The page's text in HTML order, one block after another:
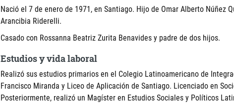
Nació el 7 de enero de 1971, en Santiago. Hijo de Omar Alberto Núñez
Arancibia Riderelli.
Casado con Rossanna Beatriz Zurita Benavides y padre de dos hijos.
Estudios y vida laboral
Realizó sus estudios primarios en el Colegio Latinoamericano de
Francisco Miranda y Liceo de Aplicación de Santiago. Licenciado en
Posteriormente, realizó un Magíster en Estudios Sociales y Políticos